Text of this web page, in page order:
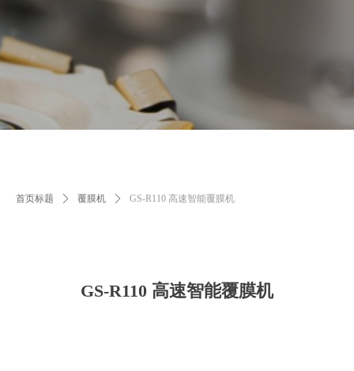
首页标题 ꄲ 覆膜机 ꄲ GS-R110 高速智能覆膜机
GS-R110 高速智能覆膜机